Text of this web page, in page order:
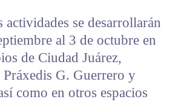
actividades se desarrollarán
al 3 de octubre en
de Ciudad Juárez,
Práxedis G. Guerrero y
como en otros espacios